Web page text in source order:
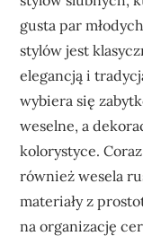
gusta par
stylów jest
elegancją i
wybiera się
weselne, a
kolorystyce.
również wesela
materiały z
na organizację